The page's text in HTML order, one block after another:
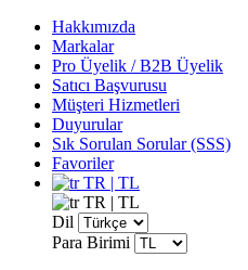
Hakkımızda
Markalar
Pro Üyelik / B2B Üyelik
Satıcı Başvurusu
Müşteri Hizmetleri
Duyurular
Sık Sorulan Sorular (SSS)
Favoriler
TR | TL
TR | TL
Dil
Para Birimi